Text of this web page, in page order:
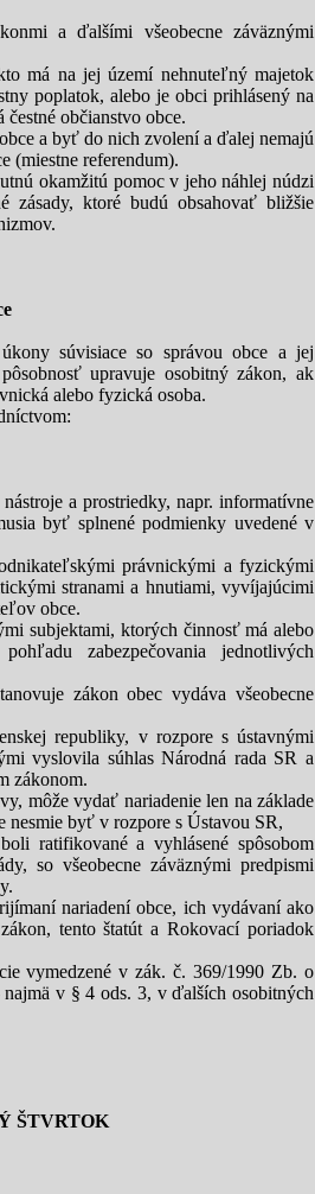
a ďalšími všeobecne záväznými
má na jej území nehnuteľný majetok
poplatok, alebo je obci prihlásený na
občianstvo obce.
a byť do nich zvolení a ďalej nemajú
(miestne referendum).
okamžitú pomoc v jeho náhlej núdzi
zásady, ktoré budú obsahovať bližšie
súvisiace so správou obce a jej
upravuje osobitný zákon, ak
alebo fyzická osoba.
a prostriedky, napr. informatívne
byť splnené podmienky uvedené v
právnickými a fyzickými
stranami a hnutiami, vyvíjajúcimi
obce.
subjektami, ktorých činnosť má alebo
zabezpečovania jednotlivých
zákon obec vydáva všeobecne
republiky, v rozpore s ústavnými
vyslovila súhlas Národná rada SR a
zákonom.
môže vydať nariadenie len na základe
nesmie byť v rozpore s Ústavou SR,
ratifikované a vyhlásené spôsobom
so všeobecne záväznými predpismi
nariadení obce, ich vydávaní ako
tento štatút a Rokovací poriadok
vymedzené v zák. č. 369/1990 Zb. o
v § 4 ods. 3, v ďalších osobitných
ŠTVRTOK